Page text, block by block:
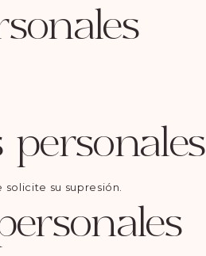
su supresión.